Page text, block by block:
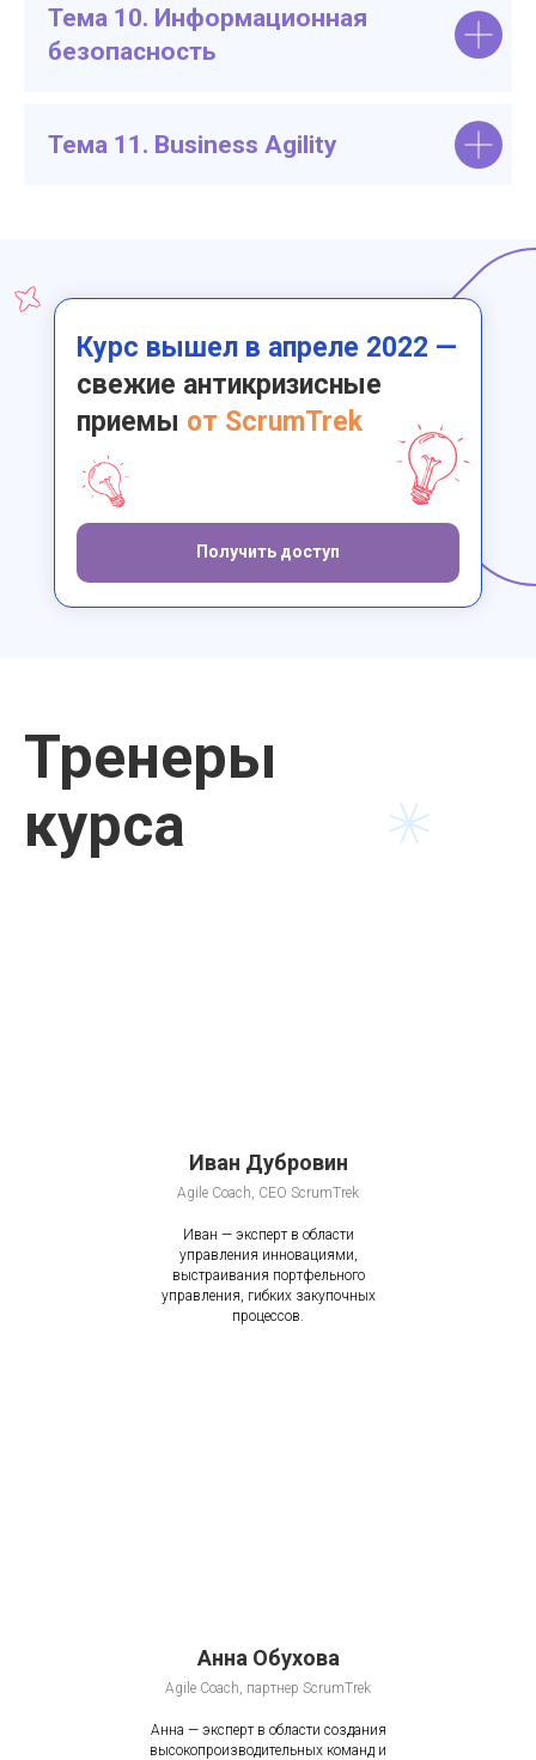
Тема 10. Информационная
безопасность
Тема 11. Business Agility
Курс вышел в апреле 2022 —
свежие антикризисные
приемы от ScrumTrek
Получить доступ
Тренеры
курса
Иван Дуброви н
Agile Coach, CEO ScrumTrek
Иван — эксперт в области
управления инновациями,
выстраивания портфельного
управления, гибких закупочных
процессов.
Анна Обухова
Agile Coach, партнер ScrumTrek
Анна — эксперт в области создания
высокопроизводительных команд и